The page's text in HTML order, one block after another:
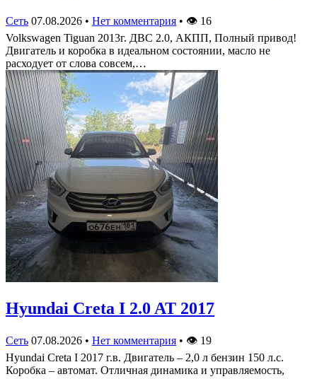
Сеть 07.08.2026 • Нет комментария • 👁 16
Volkswagen Tiguan 2013г. ДВС 2.0, АКПП, Полный привод!
Двигатель и коробка в идеальном состоянии, масло не
расходует от слова совсем,…
Hyundai Creta I 2.0 AT 2017
Сеть 07.08.2026 • Нет комментария • 👁 19
Hyundai Creta I 2017 г.в. Двигатель – 2,0 л бензин 150 л.с.
Коробка – автомат. Отличная динамика и управляемость,